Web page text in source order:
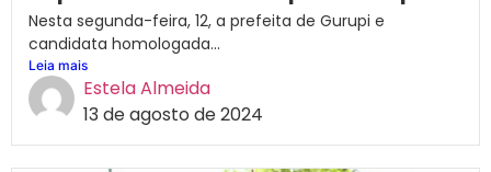
Nesta segunda-feira, 12, a prefeita de Gurupi e
candidata homologada...
Leia mais
Estela Almeida
13 de agosto de 2024